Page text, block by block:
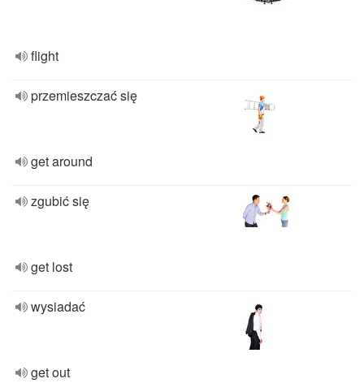
flight
przemieszczać się
get around
zgubić się
get lost
wysiadać
get out